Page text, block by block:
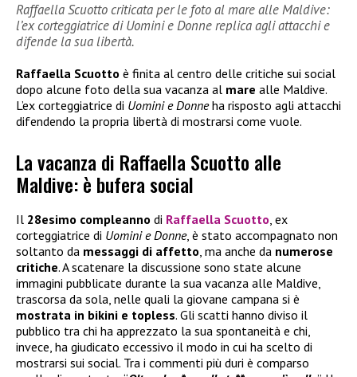
Raffaella Scuotto criticata per le foto al mare alle Maldive:
l’ex corteggiatrice di Uomini e Donne replica agli attacchi e
difende la sua libertà.
Raffaella Scuotto è finita al centro delle critiche sui social
dopo alcune foto della sua vacanza al mare alle Maldive.
L’ex corteggiatrice di Uomini e Donneha risposto agli attacchi
difendendo la propria libertà di mostrarsi come vuole.
La vacanza di Raffaella Scuotto alle
Maldive: è bufera social
Il 28esimo compleanno di Raffaella Scuotto , ex
corteggiatrice di Uomini e Donne, è stato accompagnato non
soltanto da messaggi di affetto , ma anche da numerose
critiche. A scatenare la discussione sono state alcune
immagini pubblicate durante la sua vacanza alle Maldive,
trascorsa da sola, nelle quali la giovane campana si è
mostrata in bikini e topless. Gli scatti hanno diviso il
pubblico tra chi ha apprezzato la sua spontaneità e chi,
invece, ha giudicato eccessivo il modo in cui ha scelto di
mostrarsi sui social. Tra i commenti più duri è comparso